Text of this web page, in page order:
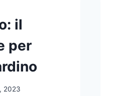
il
per
2023